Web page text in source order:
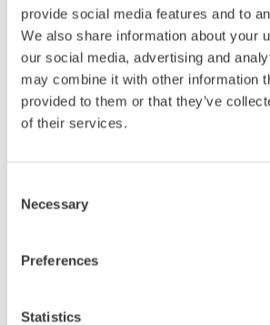
provide social media features and to
We also share information about your
our social media, advertising and
may combine it with other information
provided to them or that they’ve
of their services.
Selection
Necessary
Preferences
Statistics
Produktbeskrivning
En lila skål för alla fester. Den här
ljuvlig i form, användbarstorlek
glaserad. Den kan dukas fram
Skålen kan också användas som
om du vill det eftersom den är
Arabesque. Skålen är bränd
inspiration från blommornas
glasyren skapar liv med vackra